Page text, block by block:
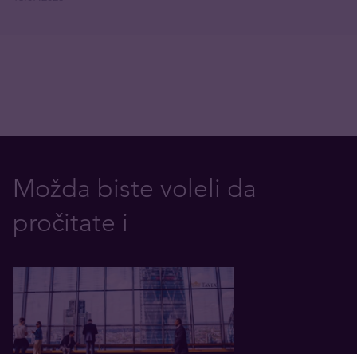
Možda biste voleli da
pročitate i